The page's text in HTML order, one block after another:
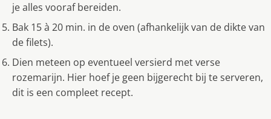
je alles vooraf bereiden.
Bak 15 à 20 min. in de oven (afhankelijk van de dikte van
de filets).
Dien meteen op eventueel versierd met verse
rozemarijn. Hier hoef je geen bijgerecht bij te serveren,
dit is een compleet recept.